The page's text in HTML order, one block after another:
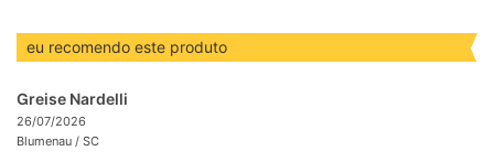
eu recomendo este produto
Greise Nardelli
26/07/2026
Blumenau / SC